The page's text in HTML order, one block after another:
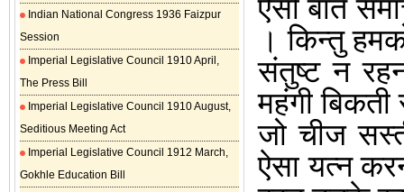
Indian National Congress 1936 Faizpur
Session
Imperial Legislative Council 1910 April,
The Press Bill
Imperial Legislative Council 1910 August,
Seditious Meeting Act
Imperial Legislative Council 1912 March,
Gokhle Education Bill
ऐसी बातें
।किन्तु
संतुष्ट न
महंगी बिकती
जो चीज
ऐसा यत्न